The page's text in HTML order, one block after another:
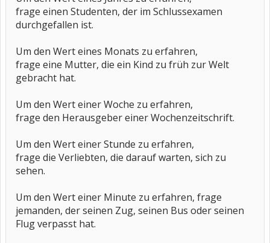
frage einen Studenten, der im Schlussexamen
durchgefallen ist.
Um den Wert eines Monats zu erfahren,
frage eine Mutter, die ein Kind zu früh zur Welt
gebracht hat.
Um den Wert einer Woche zu erfahren,
frage den Herausgeber einer Wochenzeitschrift.
Um den Wert einer Stunde zu erfahren,
frage die Verliebten, die darauf warten, sich zu
sehen.
Um den Wert einer Minute zu erfahren, frage
jemanden, der seinen Zug, seinen Bus oder seinen
Flug verpasst hat.